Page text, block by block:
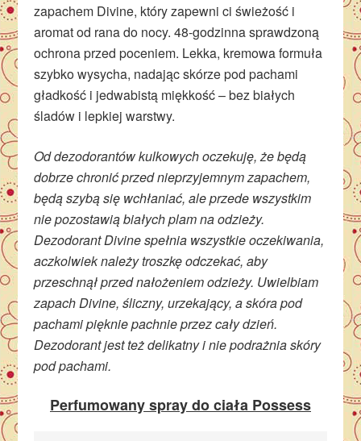
zapachem Divine, który zapewni ci świeżość i
aromat od rana do nocy. 48-godzinna sprawdzoną
ochrona przed poceniem. Lekka, kremowa formuła
szybko wysycha, nadając skórze pod pachami
gładkość i jedwabistą miękkość – bez białych
śladów i lepkiej warstwy.
Od dezodorantów kulkowych oczekuję, że będą
dobrze chronić przed nieprzyjemnym zapachem,
będą szybą się wchłaniać, ale przede wszystkim
nie pozostawią białych plam na odzieży.
Dezodorant Divine spełnia wszystkie oczekiwania,
aczkolwiek należy troszkę odczekać, aby
przeschnął przed nałożeniem odzieży. Uwielbiam
zapach Divine, śliczny, urzekający, a skóra pod
pachami pięknie pachnie przez cały dzień.
Dezodorant jest też delikatny i nie podrażnia skóry
pod pachami.
Perfumowany spray do ciała Possess